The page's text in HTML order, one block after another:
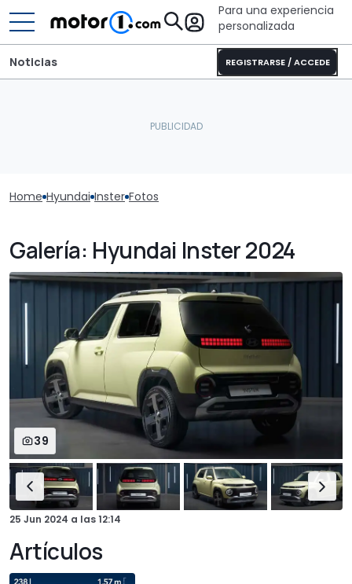
Para una experiencia
personalizada
REGISTRARSE / ACCEDE
Noticias
Home Hyundai Inster Fotos
Galería: Hyundai Inster 2024
39
25 Jun 2024 a las12:14
Artículos